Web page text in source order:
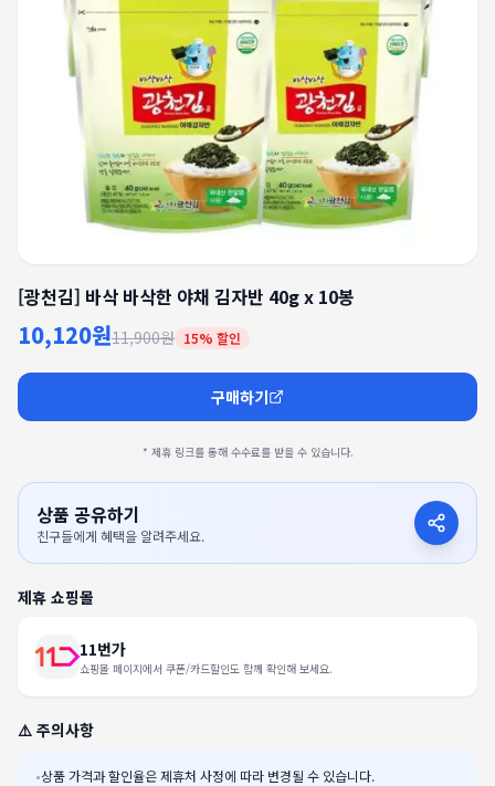
[광천김] 바삭 바삭한 야채 김자반 40g x 10봉
10,120원11,900원 15% 할인
구매하기
* 제휴 링크를 통해 수수료를 받을 수 있습니다.
상품 공유하기
친구들에게 혜택을 알려주세요.
제휴 쇼핑몰
11번가
쇼핑몰 페이지에서 쿠폰/카드할인도 함께 확인해 보세요.
⚠️ 주의사항
•상품 가격과 할인율은 제휴처 사정에 따라 변경될 수 있습니다.